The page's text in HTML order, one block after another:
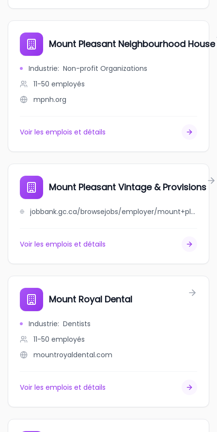
Mount Pleasant Neighbourhood House
Industrie: Non-profit Organizations
11-50 employés
mpnh.org
Voir les emplois et détails
Mount Pleasant Vintage & Provisions
jobbank.gc.ca/browsejobs/employer/mount+pleasant+vintage+%26+provisions/ca
Voir les emplois et détails
Mount Royal Dental
Industrie: Dentists
11-50 employés
mountroyaldental.com
Voir les emplois et détails